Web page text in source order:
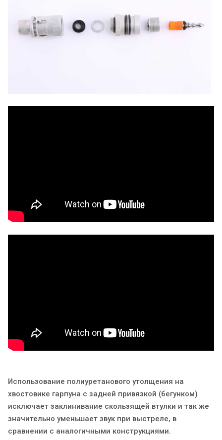
Использование полиуретанового утолщения на
хвостовике гарпуна с задней привязкой (бегунком)
исключает заклинивание скользящей втулки и так же
значительно уменьшает звук при выстреле, в
сравнении с аналогичными конструкциями.